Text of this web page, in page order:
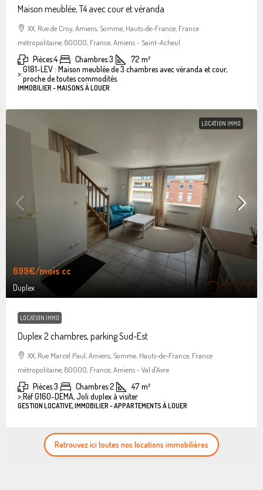
Maison meublée, T4 avec cour et véranda
XX, Rue de Croy, Amiens, Somme, Hauts-de-France, France
métropolitaine, 80000, France, Amiens - Saint-Acheul
Pièces:4 Chambres:3 72 m²
>:G181-LEV : Maison meublée de 3 chambres avec véranda et cour,
proche de toutes commodités.
IMMOBILIER - MAISONS À LOUER
LOCATION IMMO
699€/mois cc
Duplex
LOCATION IMMO
Duplex 2 chambres, parking Sud-Est
XX, Rue Marcel Paul, Amiens, Somme, Hauts-de-France, France
métropolitaine, 80000, France, Amiens - Val d'Avre
Pièces:3 Chambres:2 47 m²
>:Réf G160-DEMA, Joli duplex à visiter
GESTION LOCATIVE, IMMOBILIER - APPARTEMENTS À LOUER
Retrouvez ici toutes nos locations immobilières